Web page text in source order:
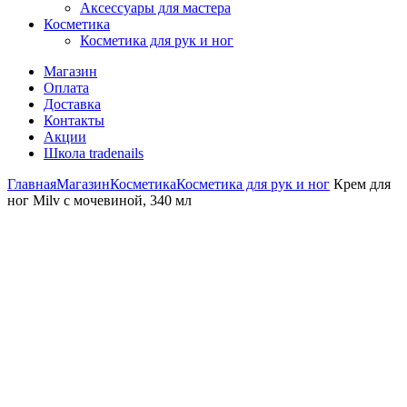
Аксессуары для мастера
Косметика
Косметика для рук и ног
Магазин
Оплата
Доставка
Контакты
Акции
Школа tradenails
ГлавнаяМагазинКосметикаКосметика для рук и ног Крем для
ног Milv с мочевиной, 340 мл